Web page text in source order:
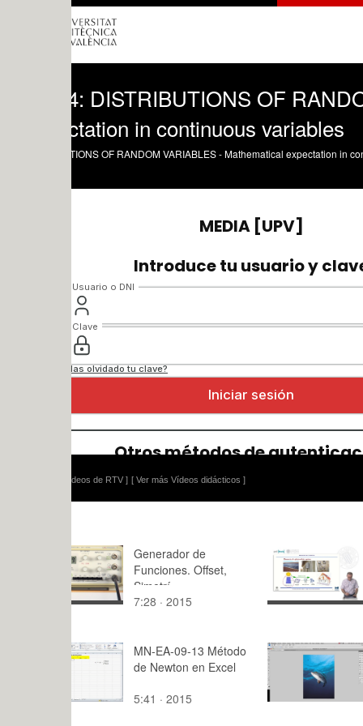
DISTRIBUTIONS OF RANDOM
in continuous variables
OF RANDOM VARIABLES - Mathematical expectation in continuous
[ Ver más Vídeos didácticos ]
Generador de
Funciones. Offset,
Simetrí
7:28 · 2015
Power
grid-
inverters
43:24 ·
MN-EA-09-13 Método
de Newton en Excel
5:41 · 2015
Adobe
4:29 · 2014